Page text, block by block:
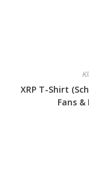
XRP T-Shirt
Fans